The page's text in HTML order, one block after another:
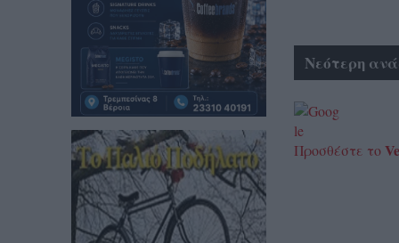
Νεότερη
Προσθέστε το